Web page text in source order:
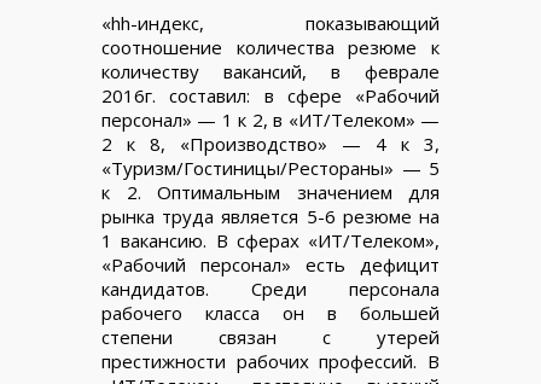
«hh-индекс, показывающий
соотношение количества резюме к
количеству вакансий, в феврале
2016г. составил: в сфере «Рабочий
персонал» — 1 к 2, в «ИТ/Телеком» —
2 к 8, «Производство» — 4 к 3,
«Туризм/Гостиницы/Рестораны» — 5
к 2. Оптимальным значением для
рынка труда является 5-6 резюме на
1 вакансию. В сферах «ИТ/Телеком»,
«Рабочий персонал» есть дефицит
кандидатов. Среди персонала
рабочего класса он в большей
степени связан с утерей
престижности рабочих профессий. В